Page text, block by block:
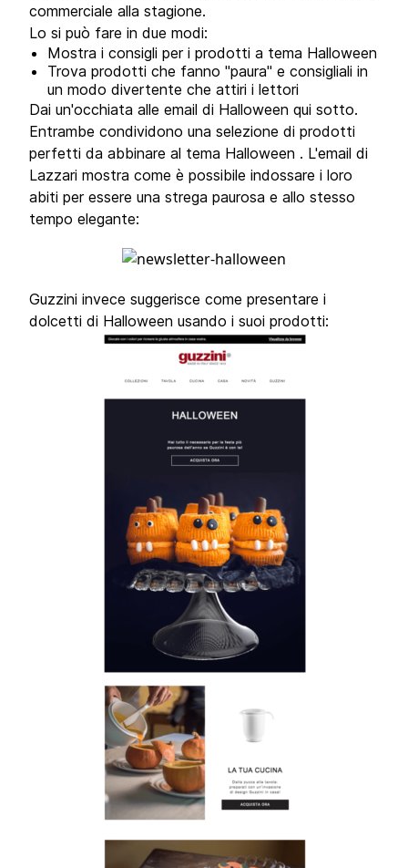
commerciale alla stagione.
Lo si può fare in due modi:
Mostra i consigli per i prodotti a tema Halloween
Trova prodotti che fanno "paura" e consigliali in
un modo divertente che attiri i lettori
Dai un'occhiata alle email di Halloween qui sotto.
Entrambe condividono una selezione di prodotti
perfetti da abbinare al tema Halloween . L'email di
Lazzari mostra come è possibile indossare i loro
abiti per essere una strega paurosa e allo stesso
tempo elegante:
Guzzini invece suggerisce come presentare i
dolcetti di Halloween usando i suoi prodotti: